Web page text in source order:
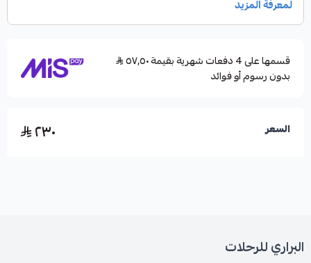
قسمها على 4 دفعات شهرية بقيمة ٥٧٫٥٠
بدون رسوم أو فوائد
السعر ٢٣٠
البراري للرحلات